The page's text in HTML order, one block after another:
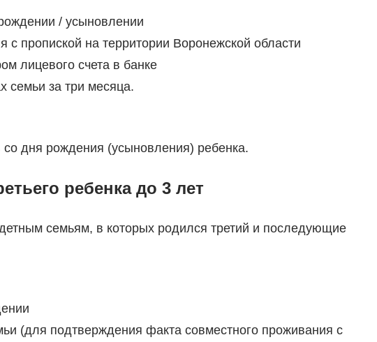
/ усыновлении
с пропиской на территории Воронежской области
лицевого счета в банке
семьи за три месяца.
дня рождения (усыновления) ребенка.
ребенка до 3 лет
семьям, в которых родился третий и последующие
(для подтверждения факта совместного проживания с